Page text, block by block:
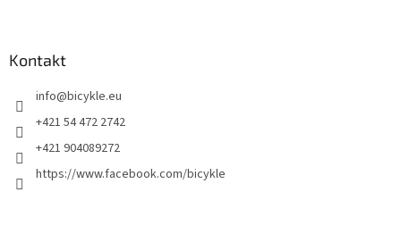
Kontakt
info@bicykle.eu
+421 54 472 2742
+421 904089272
https://www.facebook.com/bicykle